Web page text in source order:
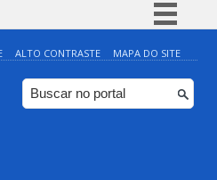
Simplifique!
Comunica BR
Participe
ALTO CONTRASTE MAPA DO SITE